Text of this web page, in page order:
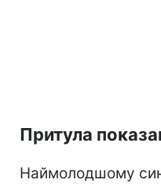
Притула
Наймолодшому